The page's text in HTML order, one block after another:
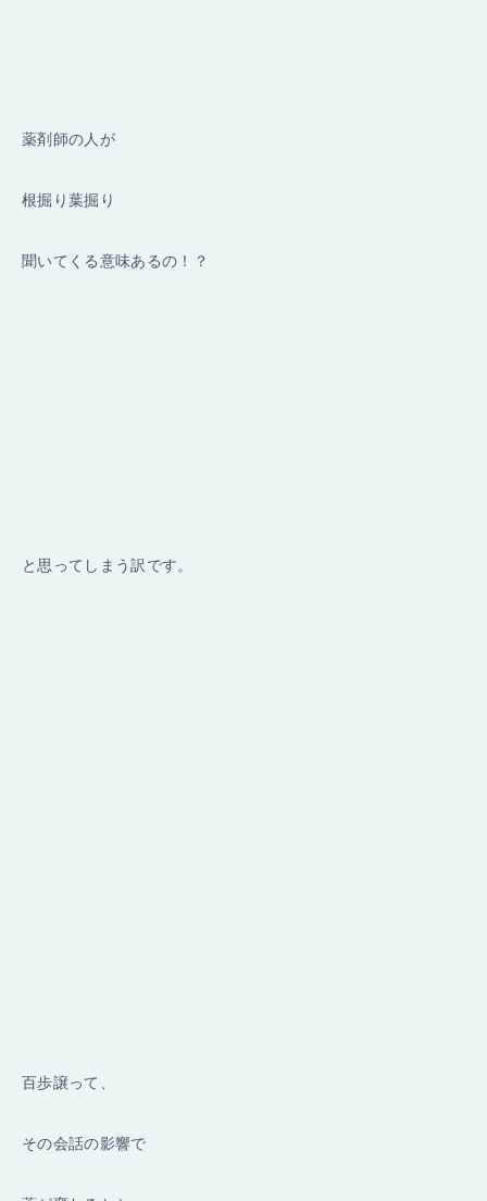
薬剤師の人が
根掘り葉掘り
聞いてくる意味あるの！？
と思ってしまう訳です。
百歩譲って、
その会話の影響で